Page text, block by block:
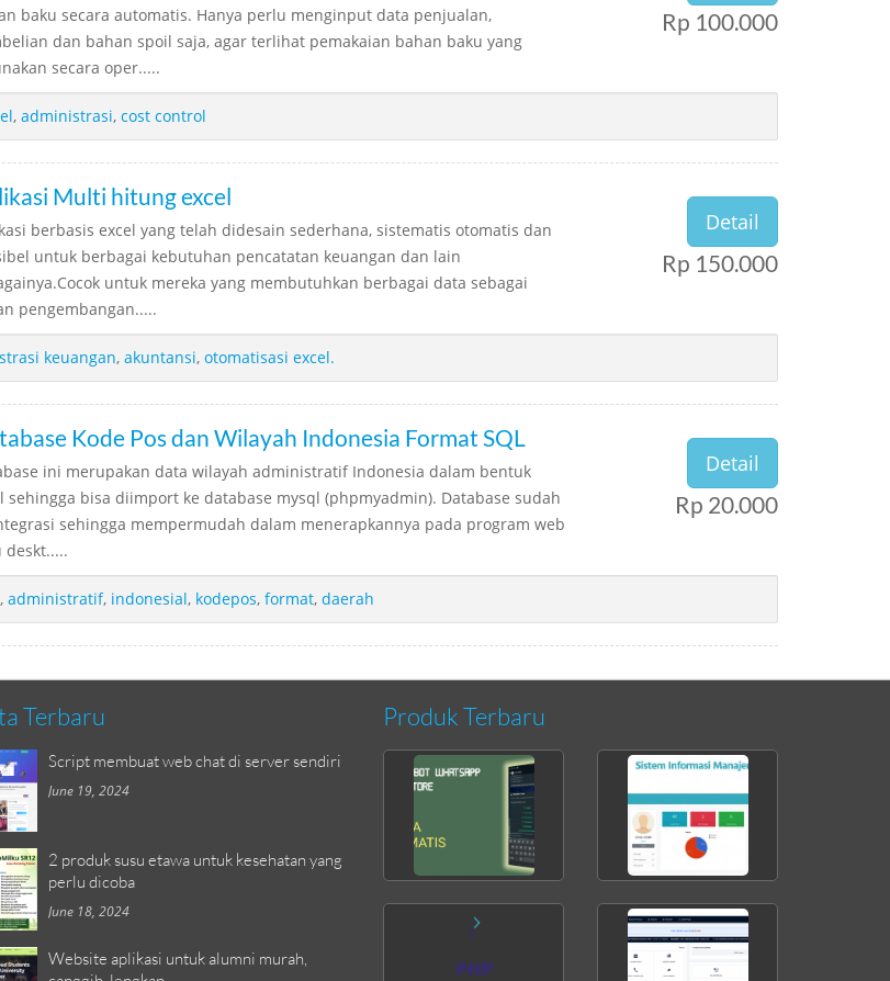
baku secara automatis. Hanya perlu menginput data penjualan,
dan bahan spoil saja, agar terlihat pemakaian bahan baku yang
secara oper.....
Rp 100.000
, administrasi, cost control
Multi hitung excel
berbasis excel yang telah didesain sederhana, sistematis otomatis dan
untuk berbagai kebutuhan pencatatan keuangan dan lain
untuk mereka yang membutuhkan berbagai data sebagai
pengembangan.....
Detail
Rp 150.000
keuangan, akuntansi, otomatisasi excel.
Kode Pos dan Wilayah Indonesia Format SQL
ini merupakan data wilayah administratif Indonesia dalam bentuk
sehingga bisa diimport ke database mysql (phpmyadmin). Database sudah
sehingga mempermudah dalam menerapkannya pada program web
deskt.....
Detail
Rp 20.000
, administratif, indonesial, kodepos, format, daerah
Terbaru
Script membuat web chat di server sendiri
June 19, 2024
2 produk susu etawa untuk kesehatan yang
perlu dicoba
June 18, 2024
Website aplikasi untuk alumni murah,
Produk Terbaru